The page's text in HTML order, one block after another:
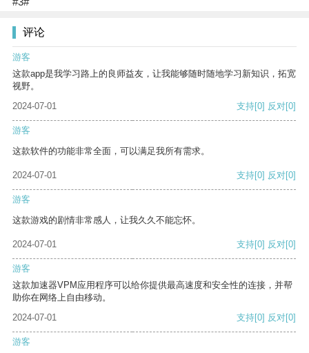
评论
游客
这款app是我学习路上的良师益友，让我能够随时随地学习新知识，拓宽
视野。
2024-07-01
支持[0] 反对[0]
游客
这款软件的功能非常全面，可以满足我所有需求。
2024-07-01 支持[0] 反对[0]
游客
这款游戏的剧情非常感人，让我久久不能忘怀。
2024-07-01 支持[0] 反对[0]
游客
这款加速器VPM应用程序可以给你提供最高速度和安全性的连接，并帮
助你在网络上自由移动。
2024-07-01
支持[0] 反对[0]
游客